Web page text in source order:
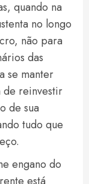
quando na
no longo
não para
das
se manter
de reinvestir
de sua
tudo que
engano do